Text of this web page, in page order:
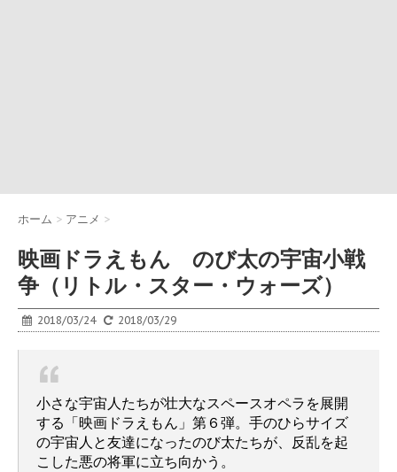
ホーム > アニメ >
映画ドラえもん のび太の宇宙小戦
争（リトル・スター・ウォーズ）
2018/03/24 2018/03/29
小さな宇宙人たちが壮大なスペースオペラを展開
する「映画ドラえもん」第６弾。手のひらサイズ
の宇宙人と友達になったのび太たちが、反乱を起
こした悪の将軍に立ち向かう。